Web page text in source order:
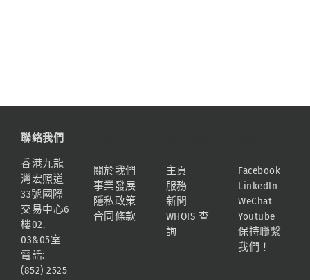
聯絡我們
香港九龍
灣宏照道
33號國際
交易中心6
樓02,
03&05室
電話:
(852) 2525
關於我們
事業發展
隱私政策
合同條款
主頁
服務
新聞
WHOIS 查
詢
Facebook
LinkedIn
WeChat
Youtube
保持聯繫
我們！